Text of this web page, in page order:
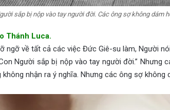
sắp bị nộp vào tay người đời. Các ông sợ không dám
Thánh Luca.
ngỡ về tất cả các việc Đức Giê-su làm, Người
Người sắp bị nộp vào tay người đời.” Nhưng
nhận ra ý nghĩa. Nhưng các ông sợ không